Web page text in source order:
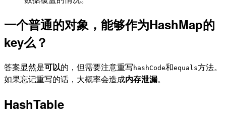
一个普通的对象，能够作为HashMap的
key么？
答案显然是可以的，但需要注意重写 hashCode和equals方法。
如果忘记重写的话，大概率会造成内存泄漏。
HashTable